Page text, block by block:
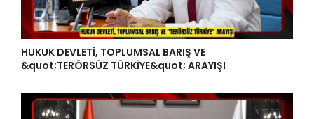
HUKUK DEVLETİ, TOPLUMSAL BARIŞ VE
&quot;TERÖRSÜZ TÜRKİYE&quot; ARAYIŞI